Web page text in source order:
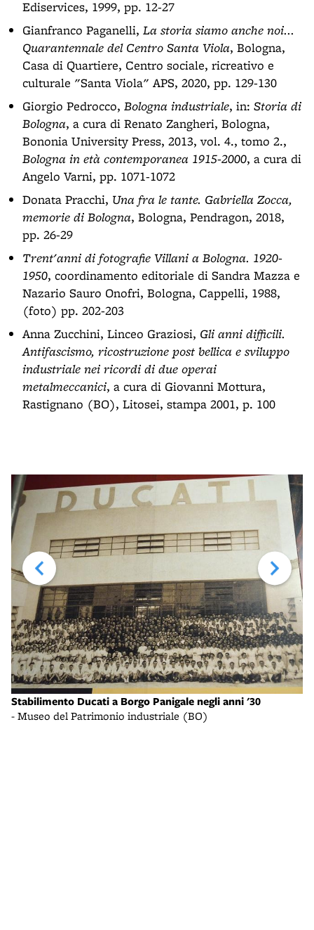
Ediservices, 1999, pp. 12-27
Gianfranco Paganelli, La storia siamo anche noi...
Quarantennale del Centro Santa Viola, Bologna,
Casa di Quartiere, Centro sociale, ricreativo e
culturale "Santa Viola" APS, 2020, pp. 129-130
Giorgio Pedrocco, Bologna industriale, in: Storia di
Bologna, a cura di Renato Zangheri, Bologna,
Bononia University Press, 2013, vol. 4., tomo 2.,
Bologna in età contemporanea 1915-2000, a cura di
Angelo Varni, pp. 1071-1072
Donata Pracchi, Una fra le tante. Gabriella Zocca,
memorie di Bologna, Bologna, Pendragon, 2018,
pp. 26-29
Trent'anni di fotografie Villani a Bologna. 1920-
1950, coordinamento editoriale di Sandra Mazza e
Nazario Sauro Onofri, Bologna, Cappelli, 1988,
(foto) pp. 202-203
Anna Zucchini, Linceo Graziosi, Gli anni difficili.
Antifascismo, ricostruzione post bellica e sviluppo
industriale nei ricordi di due operai
metalmeccanici, a cura di Giovanni Mottura,
Rastignano (BO), Litosei, stampa 2001, p. 100
Stabilimento Ducati a Borgo Panigale negli anni '30
- Museo del Patrimonio industriale (BO)